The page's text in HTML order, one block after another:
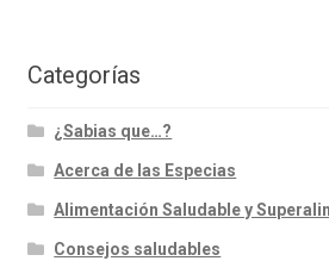
Categorías
¿Sabias que…?
Acerca de las Especias
Alimentación Saludable y
Consejos saludables